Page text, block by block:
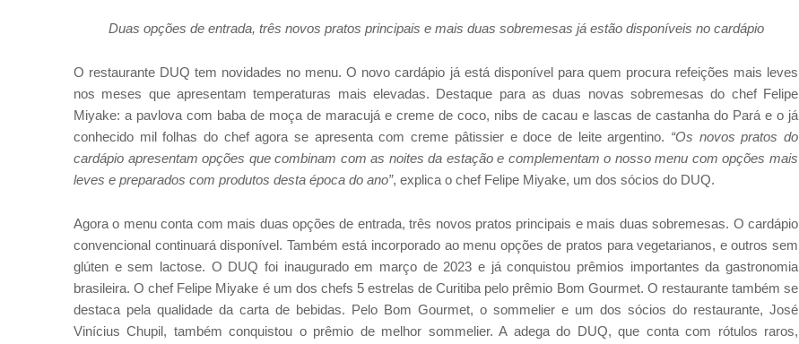
Duas opções de entrada, três novos pratos principais e mais duas sobremesas já estão disponíveis no cardápio
O restaurante DUQ tem novidades no menu. O novo cardápio já está disponível para quem procura refeições mais leves
nos meses que apresentam temperaturas mais elevadas. Destaque para as duas novas sobremesas do chef Felipe
Miyake: a pavlova com baba de moça de maracujá e creme de coco, nibs de cacau e lascas de castanha do Pará e o já
conhecido mil folhas do chef agora se apresenta com creme pâtissier e doce de leite argentino. “Os novos pratos do
cardápio apresentam opções que combinam com as noites da estação e complementam o nosso menu com opções mais
leves e preparados com produtos desta época do ano”, explica o chef Felipe Miyake, um dos sócios do DUQ.
Agora o menu conta com mais duas opções de entrada, três novos pratos principais e mais duas sobremesas. O cardápio
convencional continuará disponível. Também está incorporado ao menu opções de pratos para vegetarianos, e outros sem
glúten e sem lactose. O DUQ foi inaugurado em março de 2023 e já conquistou prêmios importantes da gastronomia
brasileira. O chef Felipe Miyake é um dos chefs 5 estrelas de Curitiba pelo prêmio Bom Gourmet. O restaurante também se
destaca pela qualidade da carta de bebidas. Pelo Bom Gourmet, o sommelier e um dos sócios do restaurante, José
Vinícius Chupil, também conquistou o prêmio de melhor sommelier. A adega do DUQ, que conta com rótulos raros,